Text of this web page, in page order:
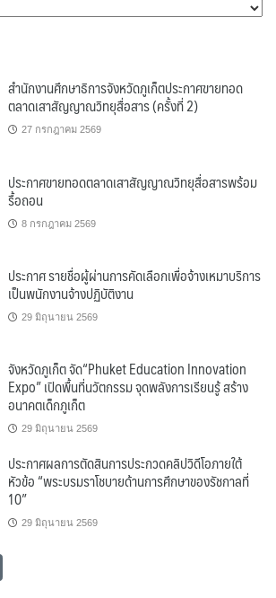
สำนักงานศึกษาธิการจังหวัดภูเก็ตประกาศขายทอด
ตลาดเสาสัญญาณวิทยุสื่อสาร (ครั้งที่ 2)
27 กรกฎาคม 2569
ประกาศขายทอดตลาดเสาสัญญาณวิทยุสื่อสารพร้อม
รื้อถอน
8 กรกฎาคม 2569
ประกาศ รายชื่อผู้ผ่านการคัดเลือกเพื่อจ้างเหมาบริการ
เป็นพนักงานจ้างปฏิบัติงาน
29 มิถุนายน 2569
จังหวัดภูเก็ต จัด“Phuket Education Innovation
Expo” เปิดพื้นที่นวัตกรรม จุดพลังการเรียนรู้ สร้าง
อนาคตเด็กภูเก็ต
29 มิถุนายน 2569
ประกาศผลการตัดสินการประกวดคลิปวิดีโอภายใต้
หัวข้อ “พระบรมราโชบายด้านการศึกษาของรัชกาลที่
10”
29 มิถุนายน 2569